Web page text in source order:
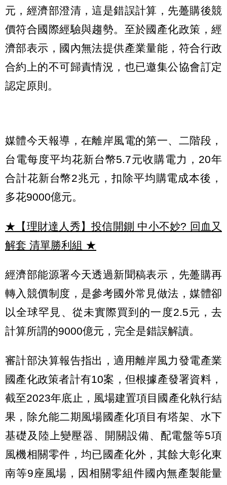
元，經濟部澄清，這是錯誤計算，先躉購後競
價符合國際經驗與趨勢。至於國產化政策，經
濟部表示，國內無法提供產業量能，符合行政
合約上的不可歸責情況，也已邀集公協會訂定
認定原則。
媒體今天報導，在離岸風電的第一、二階段，
台電每度平均花新台幣5.7元收購電力，20年
合計花新台幣2兆元，扣除平均購電成本後，
多花9000億元。
★【理財達人秀】投信開鍘 中小不妙? 回血又
解套 清單勝利組 ★
經濟部能源署今天透過新聞稿表示，先躉購再
轉入競價制度，是參考國外常見做法，媒體卻
以全球罕見、從未實際買到的一度2.5元，去
計算所謂的9000億元，完全是錯誤解讀。
審計部決算報告指出，適用離岸風力發電產業
國產化政策者計有10案，但根據產發署資料，
截至2023年底止，風場建置項目國產化執行結
果，除允能二期風場國產化項目有塔架、水下
基礎及陸上變壓器、開關設備、配電盤等5項
風機相關零件，均已國產化外，其餘大彰化東
南等9座風場，因相關零組件國內無產製能量